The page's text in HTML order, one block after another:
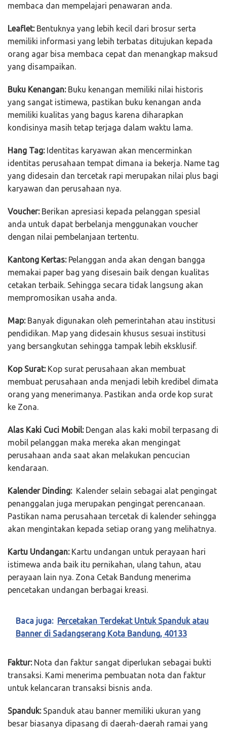
membaca dan mempelajari penawaran anda.
Leaflet:Bentuknya yang lebih kecil dari brosur serta
memiliki informasi yang lebih terbatas ditujukan kepada
orang agar bisa membaca cepat dan menangkap maksud
yang disampaikan.
Buku Kenangan:Buku kenangan memiliki nilai historis
yang sangat istimewa, pastikan buku kenangan anda
memiliki kualitas yang bagus karena diharapkan
kondisinya masih tetap terjaga dalam waktu lama.
Hang Tag:Identitas karyawan akan mencerminkan
identitas perusahaan tempat dimana ia bekerja. Name tag
yang didesain dan tercetak rapi merupakan nilai plus bagi
karyawan dan perusahaan nya.
Voucher:Berikan apresiasi kepada pelanggan spesial
anda untuk dapat berbelanja menggunakan voucher
dengan nilai pembelanjaan tertentu.
Kantong Kertas:Pelanggan anda akan dengan bangga
memakai paper bag yang disesain baik dengan kualitas
cetakan terbaik. Sehingga secara tidak langsung akan
mempromosikan usaha anda.
Map:Banyak digunakan oleh pemerintahan atau institusi
pendidikan. Map yang didesain khusus sesuai institusi
yang bersangkutan sehingga tampak lebih eksklusif.
Kop Surat:Kop surat perusahaan akan membuat
membuat perusahaan anda menjadi lebih kredibel dimata
orang yang menerimanya. Pastikan anda orde kop surat
ke Zona.
Alas Kaki Cuci Mobil:Dengan alas kaki mobil terpasang di
mobil pelanggan maka mereka akan mengingat
perusahaan anda saat akan melakukan pencucian
kendaraan.
Kalender Dinding:Kalender selain sebagai alat pengingat
penanggalan juga merupakan pengingat perencanaan.
Pastikan nama perusahaan tercetak di kalender sehingga
akan mengintakan kepada setiap orang yang melihatnya.
Kartu Undangan:Kartu undangan untuk perayaan hari
istimewa anda baik itu pernikahan, ulang tahun, atau
perayaan lain nya. Zona Cetak Bandung menerima
pencetakan undangan berbagai kreasi.
Baca juga: Percetakan Terdekat Untuk Spanduk atau
Banner di Sadangserang Kota Bandung, 40133
Faktur:Nota dan faktur sangat diperlukan sebagai bukti
transaksi. Kami menerima pembuatan nota dan faktur
untuk kelancaran transaksi bisnis anda.
Spanduk:Spanduk atau banner memiliki ukuran yang
besar biasanya dipasang di daerah-daerah ramai yang